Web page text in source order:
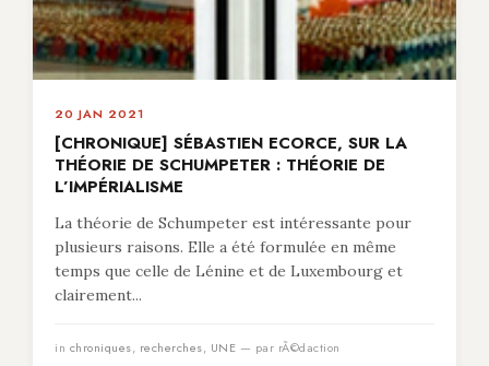
20 JAN 2021
[CHRONIQUE] SÉBASTIEN ECORCE, SUR LA
THÉORIE DE SCHUMPETER : THÉORIE DE
L’IMPÉRIALISME
La théorie de Schumpeter est intéressante pour
plusieurs raisons. Elle a été formulée en même
temps que celle de Lénine et de Luxembourg et
clairement...
in chroniques, recherches, UNE — par rÃ©daction